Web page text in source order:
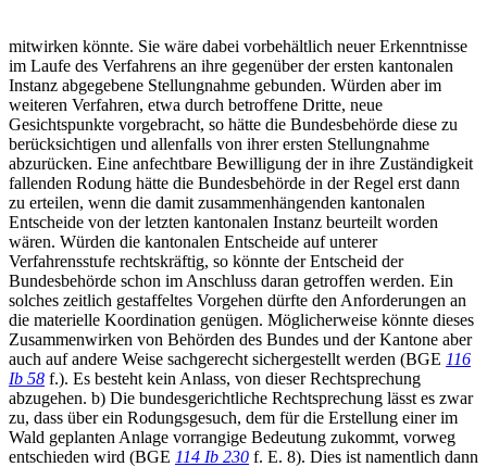
mitwirken könnte. Sie wäre dabei vorbehältlich neuer Erkenntnisse
im Laufe des Verfahrens an ihre gegenüber der ersten kantonalen
Instanz abgegebene Stellungnahme gebunden. Würden aber im
weiteren Verfahren, etwa durch betroffene Dritte, neue
Gesichtspunkte vorgebracht, so hätte die Bundesbehörde diese zu
berücksichtigen und allenfalls von ihrer ersten Stellungnahme
abzurücken. Eine anfechtbare Bewilligung der in ihre Zuständigkeit
fallenden Rodung hätte die Bundesbehörde in der Regel erst dann
zu erteilen, wenn die damit zusammenhängenden kantonalen
Entscheide von der letzten kantonalen Instanz beurteilt worden
wären. Würden die kantonalen Entscheide auf unterer
Verfahrensstufe rechtskräftig, so könnte der Entscheid der
Bundesbehörde schon im Anschluss daran getroffen werden. Ein
solches zeitlich gestaffeltes Vorgehen dürfte den Anforderungen an
die materielle Koordination genügen. Möglicherweise könnte dieses
Zusammenwirken von Behörden des Bundes und der Kantone aber
auch auf andere Weise sachgerecht sichergestellt werden (BGE 116
Ib 58 f.). Es besteht kein Anlass, von dieser Rechtsprechung
abzugehen. b) Die bundesgerichtliche Rechtsprechung lässt es zwar
zu, dass über ein Rodungsgesuch, dem für die Erstellung einer im
Wald geplanten Anlage vorrangige Bedeutung zukommt, vorweg
entschieden wird (BGE 114 Ib 230 f. E. 8). Dies ist namentlich dann